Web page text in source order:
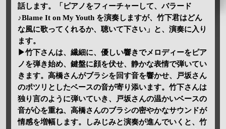
話します。「ピアノをフィーチャーして、バラード
♪Blame It on My Youth を演奏しますが、竹下君はどん
な風に歌ってくれるか、聴いて下さい」と、演奏に入り
ます。
▶竹下さんは、繊細に、優しい響きでメロディーをピア
ノを弾き始め、鍵盤に顔を伏せ、静かな表情で弾いてい
きます。高橋さんがブラシを回す音を響かせ、戸坂さん
のポツリとしたベースの音が寄り添います。竹下さんは
独り言のように弾いていき、戸坂さんの温かいベースの
音が心を重ね、高橋さんのブラシの密やかなサウンドが
情感を増幅します。しみじみと演奏が進んでいくと、竹